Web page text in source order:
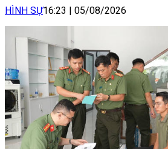
HÌNH SỰ16:23 05/08/2026